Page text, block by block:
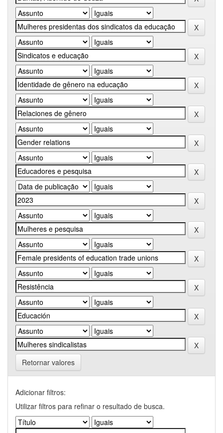
Retornar valores
Adicionar filtros:
Utilizar filtros para refinar o resultado de busca.